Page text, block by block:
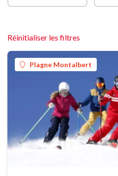
Réinitialiser les filtres
Plagne Montalbert